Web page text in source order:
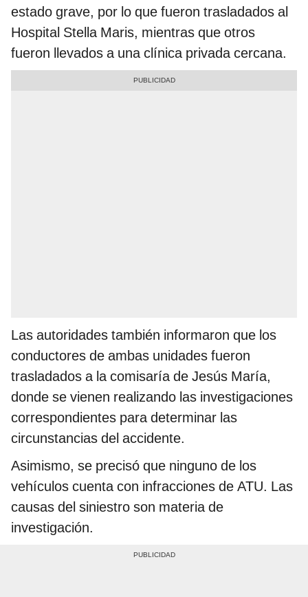
estado grave, por lo que fueron trasladados al
Hospital Stella Maris, mientras que otros
fueron llevados a una clínica privada cercana.
Las autoridades también informaron que los
conductores de ambas unidades fueron
trasladados a la comisaría de Jesús María,
donde se vienen realizando las investigaciones
correspondientes para determinar las
circunstancias del accidente.
Asimismo, se precisó que ninguno de los
vehículos cuenta con infracciones de ATU. Las
causas del siniestro son materia de
investigación.